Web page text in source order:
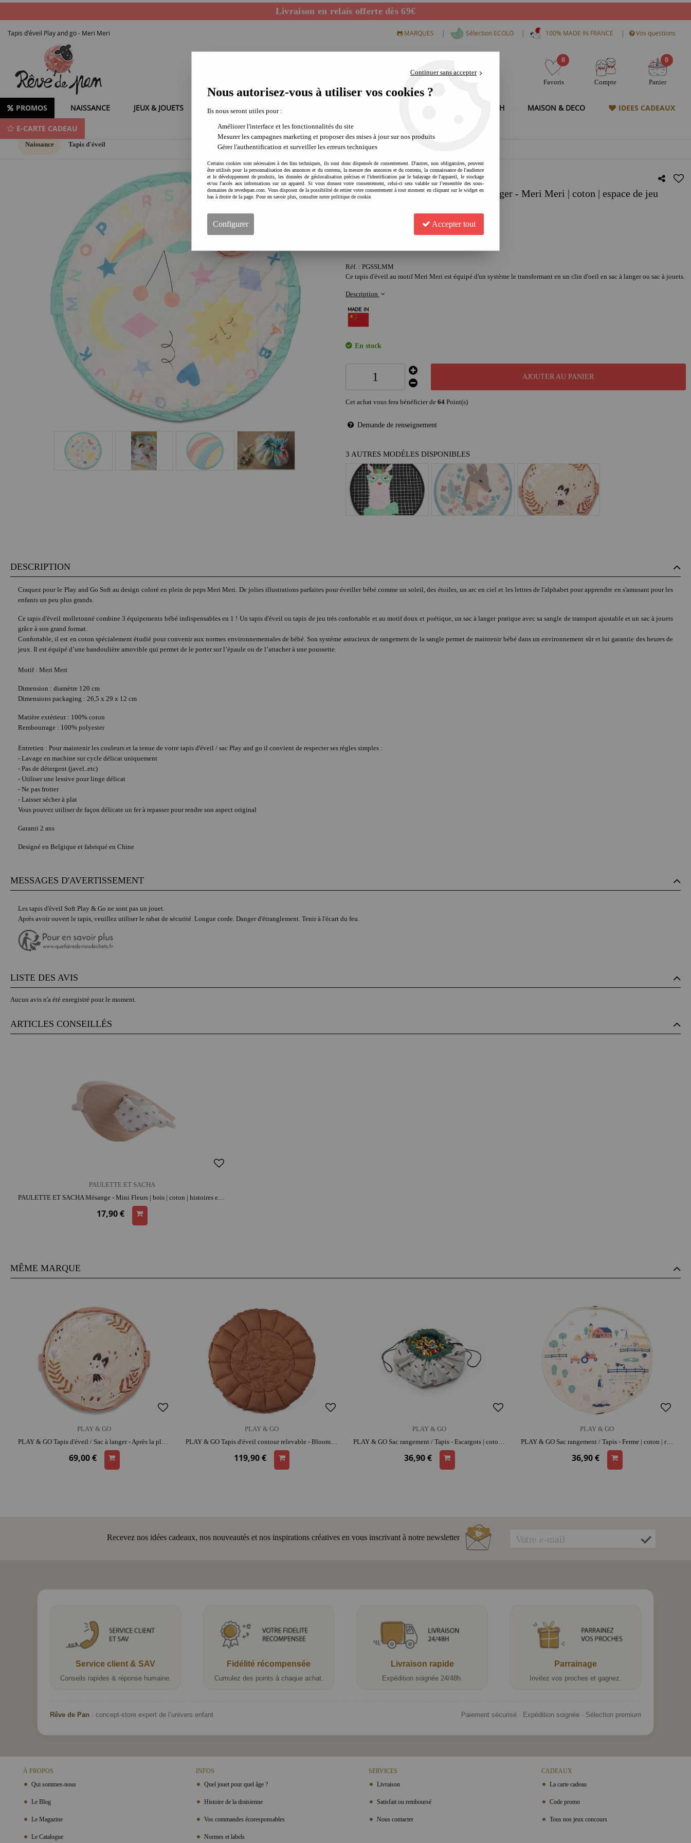
Livraison en relais offerte dès 69€
Tapis d'éveil Play and go - Meri Meri MARQUES | Sélection ECOLO | 100% MADE IN FRANCE | Vos questions
0
Favoris Compte
0
Panier
PROMOS NAISSANCE JEUX & JOUETS LOISIRS CREATIFS MODE & HIGH TECH MAISON & DECO IDEES CADEAUX
E-CARTE CADEAU
Naissance Tapis d'éveil
PLAY & GO Tapis d'éveil / Sac à langer - Meri Meri | coton | espace de jeu
Soyez le premier à donner votre avis !
Réf. : PGSSLMM
Ce tapis d'éveil au motif Meri Meri est équipé d'un système le transformant en un clin d'oeil en sac à langer ou sac à jouets.
Description
En stock
AJOUTER AU PANIER
Cet achat vous fera bénéficier de 64 Point(s)
Demande de renseignement
3 AUTRES MODÈLES DISPONIBLES
DESCRIPTION
Craquez pour le Play and Go Soft au design coloré en plein de peps Meri Meri. De jolies illustrations parfaites pour éveiller bébé comme un soleil, des étoiles, un arc en ciel et les lettres de l'alphabet pour apprendre en s'amusant pour les
enfants un peu plus grands.
Ce tapis d'éveil molletonné combine 3 équipements bébé indispensables en 1 ! Un tapis d'éveil ou tapis de jeu très confortable et au motif doux et poétique, un sac à langer pratique avec sa sangle de transport ajustable et un sac à jouets
grâce à son grand format.
Confortable, il est en coton spécialement étudié pour convenir aux normes environnementales de bébé. Son système astucieux de rangement de la sangle permet de maintenir bébé dans un environnement sûr et lui garantie des heures de
jeux. Il est équipé d’une bandoulière amovible qui permet de le porter sur l’épaule ou de l’attacher à une poussette.
Motif : Meri Meri
Dimension : diamètre 120 cm
Dimensions packaging : 26,5 x 29 x 12 cm
Matière extérieur : 100% coton
Rembourrage : 100% polyester
Entretien : Pour maintenir les couleurs et la tenue de votre tapis d'éveil / sac Play and go il convient de respecter ses règles simples :
- Lavage en machine sur cycle délicat uniquement
- Pas de détergent (javel..etc)
- Utiliser une lessive pour linge délicat
- Ne pas frotter
- Laisser sécher à plat
Vous pouvez utiliser de façon délicate un fer à repasser pour rendre son aspect original
Garanti 2 ans
Designé en Belgique et fabriqué en Chine
MESSAGES D'AVERTISSEMENT
Les tapis d'éveil Soft Play & Go ne sont pas un jouet.
Après avoir ouvert le tapis, veuillez utiliser le rabat de sécurité. Longue corde. Danger d'étranglement. Tenir à l'écart du feu.
LISTE DES AVIS
Aucun avis n'a été enregistré pour le moment.
ARTICLES CONSEILLÉS
PAULETTE ET SACHA
PAULETTE ET SACHA Mésange - Mini Fleurs | bois | coton | histoires et jeu narratif
17,90 €
MÊME MARQUE
PLAY & GO
PLAY & GO Tapis d'éveil / Sac à langer - Après la pluie Moulin Roty | coton | espace de jeu confortable | range-jouets malin
69,00 €
PLAY & GO
PLAY & GO Tapis d'éveil contour relevable - Bloom brun | coton bio | espace de jeu confortable | range-jouets malin
119,90 €
PLAY & GO
PLAY & GO Sac rangement / Tapis - Escargots | coton | range-jouets malin
36,90 €
PLAY & GO
PLAY & GO Sac rangement / Tapis - Ferme | coton | range-jouets malin
36,90 €
Recevez nos idées cadeaux, nos nouveautés et nos inspirations créatives en vous inscrivant à notre newsletter
Service client & SAV
Conseils rapides & réponse humaine.
Fidélité récompensée
Cumulez des points à chaque achat.
Livraison rapide
Expédition soignée 24/48h.
Parrainage
Invitez vos proches et gagnez.
Rêve de Pan · concept-store expert de l’univers enfant Paiement sécurisé · Expédition soignée · Sélection premium
À PROPOS
Qui sommes-nous
Le Blog
Le Magazine
Le Catalogue
INFOS
Quel jouet pour quel âge ?
Histoire de la draisienne
Vos commandes écoresponsables
Normes et labels
SERVICES
Livraison
Satisfait ou remboursé
Nous contacter
CADEAUX
La carte cadeau
Code promo
Tous nos jeux concours
Continuer sans accepter
Nous autorisez-vous à utiliser vos cookies ?
Ils nous seront utiles pour :
Améliorer l'interface et les fonctionnalités du site
Mesurer les campagnes marketing et proposer des mises à jour sur nos produits
Gérer l'authentification et surveiller les erreurs techniques
Certains cookies sont nécessaires à des fins techniques, ils sont donc dispensés de consentement. D'autres, non obligatoires, peuvent
être utilisés pour la personnalisation des annonces et du contenu, la mesure des annonces et du contenu, la connaissance de l'audience
et le développement de produits, les données de géolocalisation précises et l'identification par le balayage de l'appareil, le stockage
et/ou l'accès aux informations sur un appareil. Si vous donnez votre consentement, celui-ci sera valable sur l’ensemble des sous-
domaines de revedepan.com. Vous disposez de la possibilité de retirer votre consentement à tout moment en cliquant sur le widget en
bas à droite de la page. Pour en savoir plus, consulter notre politique de cookie.
Configurer Accepter tout